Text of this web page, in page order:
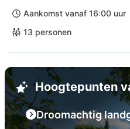
Aankomst vanaf 16:00 uur
13 personen
Hoogtepunten
Droomachtig